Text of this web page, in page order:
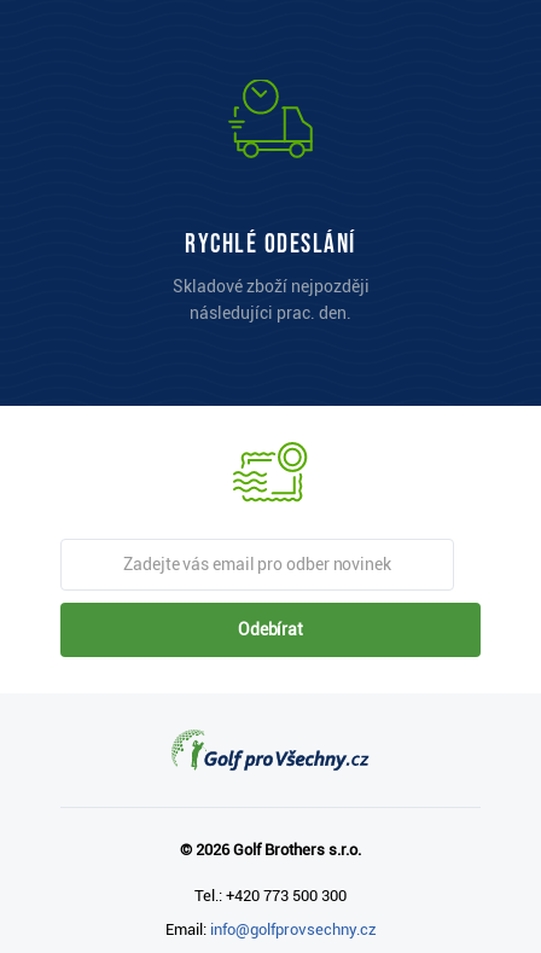
Rychlé odeslání
Skladové zboží nejpozději
následujíci prac. den.
Odebírat
© 2026 Golf Brothers s.r.o.
Tel.: +420 773 500 300
Email: info@golfprovsechny.cz